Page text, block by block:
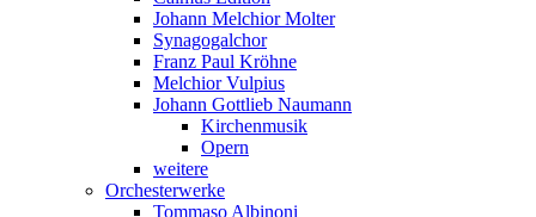
Johann Melchior Molter
Synagogalchor
Franz Paul Kröhne
Melchior Vulpius
Johann Gottlieb Naumann
Kirchenmusik
Opern
weitere
Orchesterwerke
Tommaso Albinoni